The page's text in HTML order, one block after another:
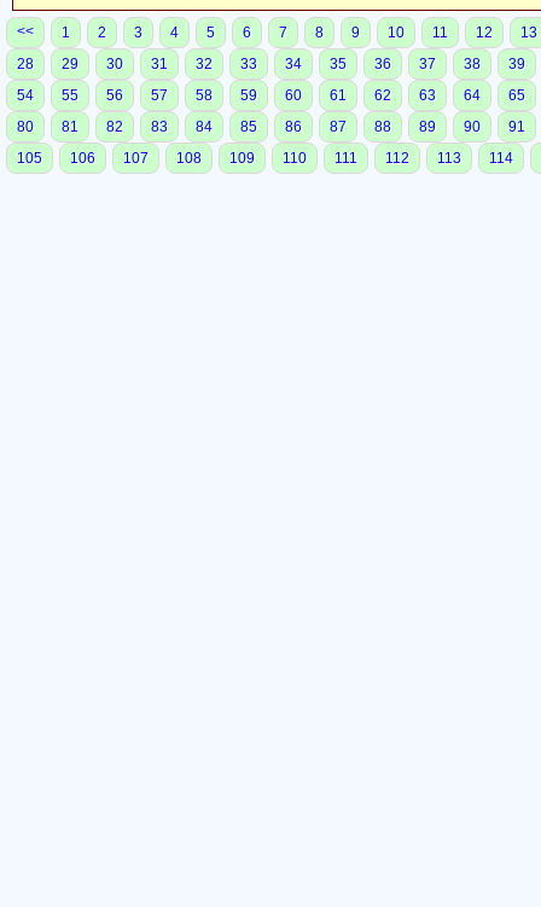
<< 1 2 3 4 5 6 7 8 9 10 11 12
13
28
29 30 31 32 33 34 35 36 37 38
39
54
55 56 57 58 59 60 61 62 63 64
65
80
81 82 83 84 85 86 87 88 89 90
91
105
106 107 108 109 110 111 112 113 114